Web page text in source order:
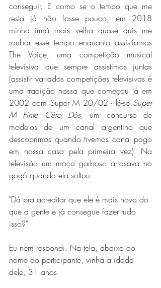
conseguir. E como se o tempo que me
resta já não fosse pouco, em 2018
minha irmã mais velha quase quis me
roubar esse tempo enquanto assistíamos
The Voice, uma competição musical
televisiva que sempre assistimos juntas
(assistir variadas competições televisivas é
uma tradição nossa que começou lá em
2002 com Super M 20/02 - lê-se Super
M Fínte Cêro Dôs, um concurso de
modelos de um canal argentino que
descobrimos quando tivemos canal pago
em nossa casa pela primeira vez). Na
televisão um moço garboso arrasava no
gogó quando ela soltou:
"Dá pra acreditar que ele é mais novo do
que a gente e já consegue fazer tudo
isso?"
Eu nem respondi. Na tela, abaixo do
nome do participante, vinha a idade
dele, 31 anos.